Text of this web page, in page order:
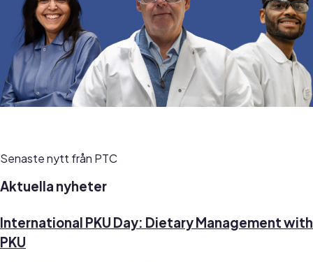
Senaste nytt från PTC
Aktuella nyheter
International PKU Day: Dietary Management with
PKU